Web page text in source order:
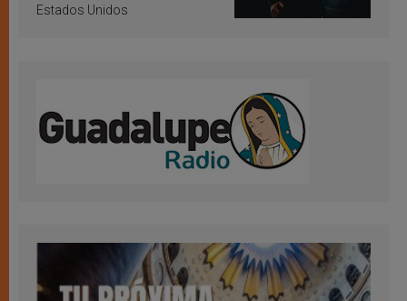
Estados Unidos